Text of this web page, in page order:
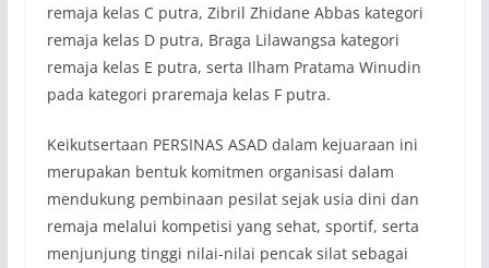
remaja kelas C putra, Zibril Zhidane Abbas kategori
remaja kelas D putra, Braga Lilawangsa kategori
remaja kelas E putra, serta Ilham Pratama Winudin
pada kategori praremaja kelas F putra.
Keikutsertaan PERSINAS ASAD dalam kejuaraan ini
merupakan bentuk komitmen organisasi dalam
mendukung pembinaan pesilat sejak usia dini dan
remaja melalui kompetisi yang sehat, sportif, serta
menjunjung tinggi nilai-nilai pencak silat sebagai